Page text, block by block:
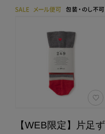
【WEB限定】片足ず